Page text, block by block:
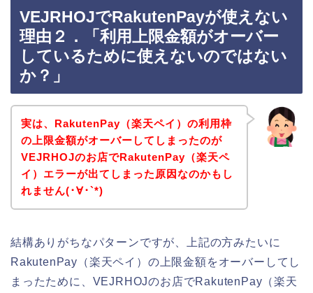
VEJRHOJでRakutenPayが使えない
理由２．「利用上限金額がオーバー
しているために使えないのではない
か？」
実は、RakutenPay（楽天ペイ）の利用枠
の上限金額がオーバーしてしまったのが
VEJRHOJのお店でRakutenPay（楽天ペ
イ）エラーが出てしまった原因なのかもし
れません(･∀･`*)
結構ありがちなパターンですが、上記の方みたいに
RakutenPay（楽天ペイ）の上限金額をオーバーしてし
まったために、VEJRHOJのお店でRakutenPay（楽天